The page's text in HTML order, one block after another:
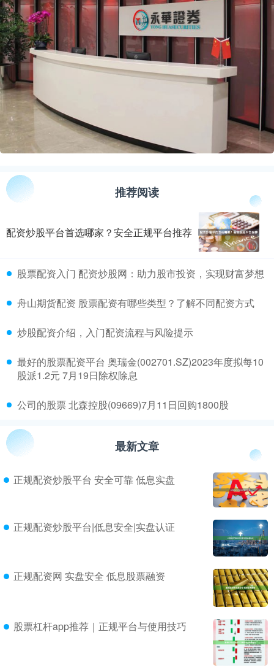
推荐阅读
配资炒股平台首选哪家？安全正规平台推荐
​股票配资入门 配资炒股网：助力股市投资，实现财富梦想
​舟山期货配资 股票配资有哪些类型？了解不同配资方式
​炒股配资介绍，入门配资流程与风险提示
​最好的股票配资平台 奥瑞金(002701.SZ)2023年度拟每10
股派1.2元 7月19日除权除息
​公司的股票 北森控股(09669)7月11日回购1800股
最新文章
正规配资炒股平台 安全可靠 低息实盘
正规配资炒股平台|低息安全|实盘认证
正规配资网 实盘安全 低息股票融资
股票杠杆app推荐｜正规平台与使用技巧